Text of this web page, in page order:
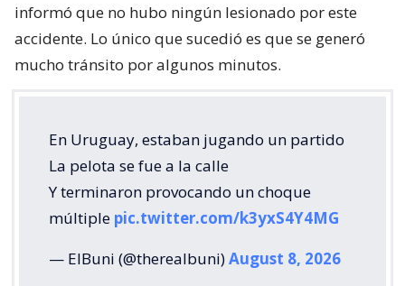
informó que no hubo ningún lesionado por este
accidente. Lo único que sucedió es que se generó
mucho tránsito por algunos minutos.
En Uruguay, estaban jugando un partido
La pelota se fue a la calle
Y terminaron provocando un choque
múltiple pic.twitter.com/k3yxS4Y4MG
— ElBuni (@therealbuni)August 8, 2026